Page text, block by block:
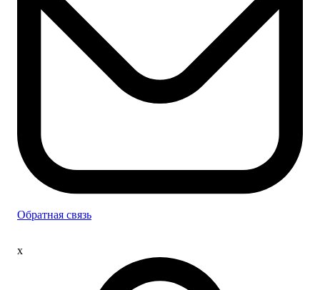
Обратная связь
x